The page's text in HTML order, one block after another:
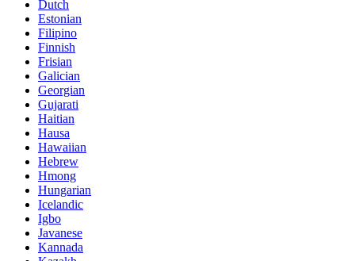
Dutch
Estonian
Filipino
Finnish
Frisian
Galician
Georgian
Gujarati
Haitian
Hausa
Hawaiian
Hebrew
Hmong
Hungarian
Icelandic
Igbo
Javanese
Kannada